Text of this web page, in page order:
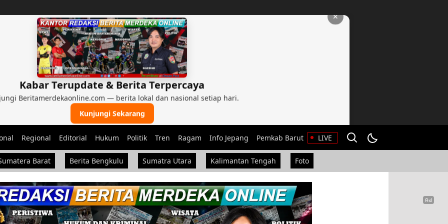
✕
Kabar Terupdate & Berita Terpercaya
Beritamerdekaonline.com — berita lokal dan nasional setiap hari.
Kunjungi Sekarang
dan Nasional
Regional Editorial Hukum Politik Tren Ragam Info Jepang Pemkab Barut LIVE
Barat Berita Bengkulu Sumatra Utara Kalimantan Tengah Foto